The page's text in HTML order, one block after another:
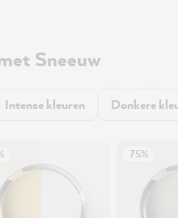
Sneeuw
Intense kleuren Donkere
75%